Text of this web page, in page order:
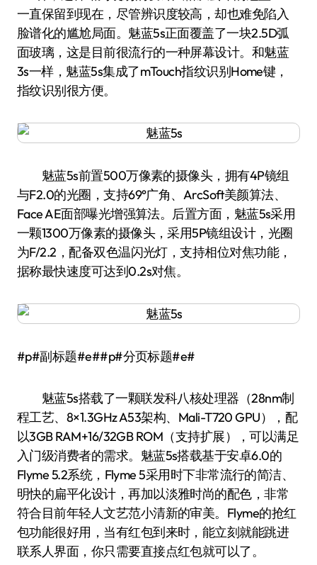
一直保留到现在，尽管辨识度较高，却也难免陷入
脸谱化的尴尬局面。魅蓝5s正面覆盖了一块2.5D弧
面玻璃，这是目前很流行的一种屏幕设计。和魅蓝
3s一样，魅蓝5s集成了mTouch指纹识别Home键，
指纹识别很方便。
魅蓝5s前置500万像素的摄像头，拥有4P镜组
与F2.0的光圈，支持69°广角、ArcSoft美颜算法、
Face AE面部曝光增强算法。后置方面，魅蓝5s采用
一颗1300万像素的摄像头，采用5P镜组设计，光圈
为F/2.2，配备双色温闪光灯，支持相位对焦功能，
据称最快速度可达到0.2s对焦。
#p#副标题#e##p#分页标题#e#
魅蓝5s搭载了一颗联发科八核处理器（28nm制
程工艺、8×1.3GHz A53架构、Mali-T720 GPU），配
以3GB RAM+16/32GB ROM（支持扩展），可以满足
入门级消费者的需求。魅蓝5s搭载基于安卓6.0的
Flyme 5.2系统，Flyme 5采用时下非常流行的简洁、
明快的扁平化设计，再加以淡雅时尚的配色，非常
符合目前年轻人文艺范小清新的审美。Flyme的抢红
包功能很好用，当有红包到来时，能立刻就能跳进
联系人界面，你只需要直接点红包就可以了。